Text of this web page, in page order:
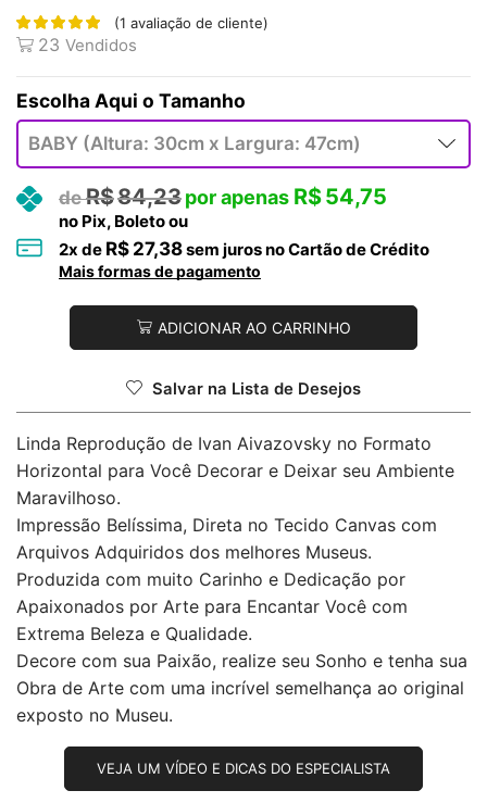
(1 avaliação de cliente)
23 Vendidos
Tamanho
R$84,23 R$54,75
no Pix, Boleto ou
2x de R$ 27,38sem juros no Cartão de Crédito
Mais formas de pagamento
ADICIONAR AO CARRINHO
Salvar na Lista de Desejos
Linda Reprodução de Ivan Aivazovsky no Formato
Horizontal para Você Decorar e Deixar seu Ambiente
Maravilhoso.
Impressão Belíssima, Direta no Tecido Canvas com
Arquivos Adquiridos dos melhores Museus.
Produzida com muito Carinho e Dedicação por
Apaixonados por Arte para Encantar Você com
Extrema Beleza e Qualidade.
Decore com sua Paixão, realize seu Sonho e tenha sua
Obra de Arte com uma incrível semelhança ao original
exposto no Museu.
VEJA UM VÍDEO E DICAS DO ESPECIALISTA